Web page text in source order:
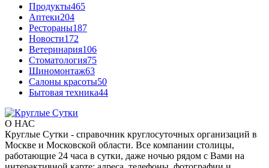
Продукты465
Аптеки204
Рестораны187
Новости172
Ветеринария106
Стоматология75
Шиномонтаж63
Салоны красоты50
Бытовая техника44
О НАС
Круглые Сутки - справочник круглосуточных организаций в
Москве и Московской области. Все компании столицы,
работающие 24 часа в сутки, даже ночью рядом с Вами на